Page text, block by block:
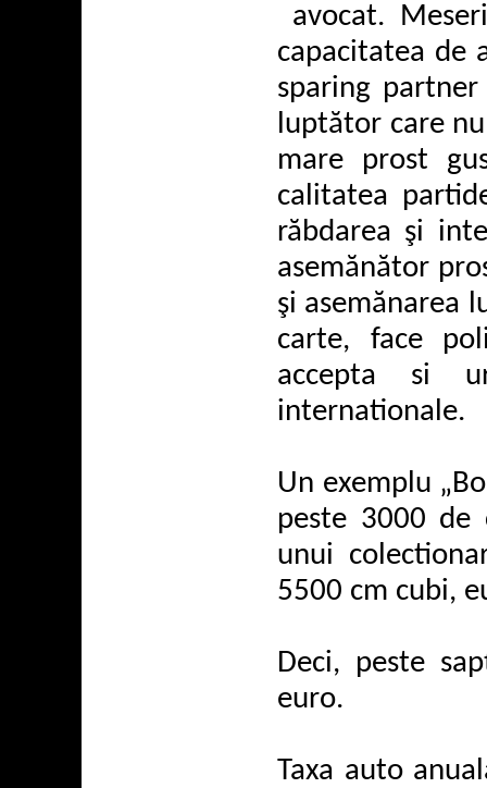
avocat.
capacitatea de
sparing
luptător care
mare prost
calitatea
răbdarea şi
asemănător
şi asemănarea
carte, face
accepta si
internationale.
Un exemplu
peste 3000 de
unui
5500 cm cubi,
Deci, peste
euro.
Taxa auto